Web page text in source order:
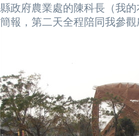
縣政府農業處的陳科長（我
簡報，第二天全程陪同我參